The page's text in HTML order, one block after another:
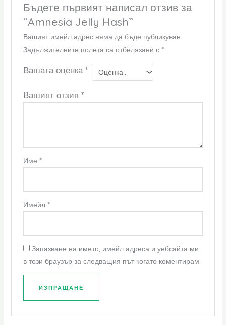
Бъдете първият написал отзив за
“Amnesia Jelly Hash”
Вашият имейл адрес няма да бъде публикуван.
Задължителните полета са отбелязани с *
Вашата оценка*
Вашият отзив *
Име *
Имейл *
Запазване на името, имейл адреса и уебсайта ми
в този браузър за следващия път когато коментирам.